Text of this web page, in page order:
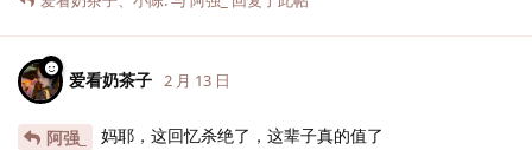
爱看奶茶子 2 月 13 日
阿强_ 妈耶，这回忆杀绝了，这辈子真的值了